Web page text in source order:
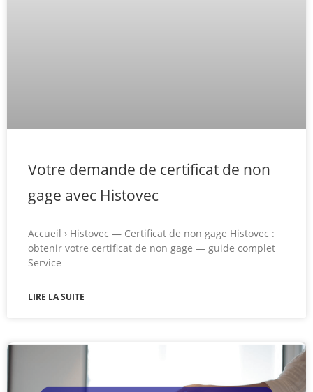
Votre demande de certificat de non
gage avec Histovec
Accueil › Histovec — Certificat de non gage Histovec :
obtenir votre certificat de non gage — guide complet
Service
LIRE LA SUITE